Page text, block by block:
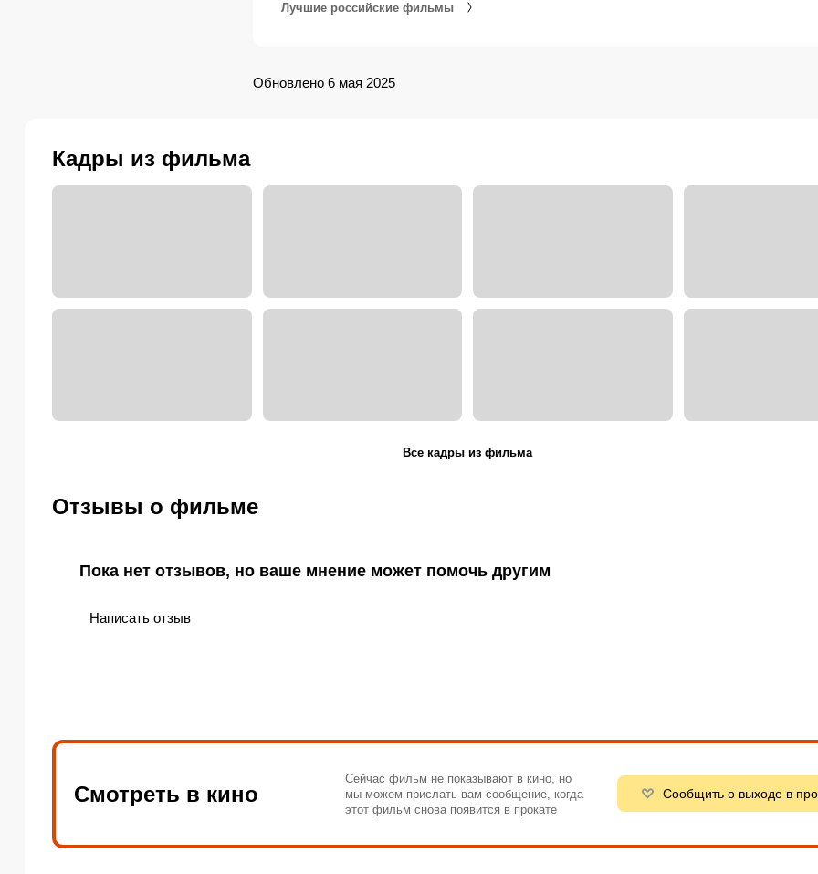
Лучшие российские фильмы
Обновлено 6 мая 2025
Кадры из фильма
Все кадры из фильма
Отзывы о фильме
Пока нет отзывов, но ваше мнение может помочь другим
Написать отзыв
Смотреть в кино
Сейчас фильм не показывают в кино, но
мы можем прислать вам сообщение, когда
этот фильм снова появится в прокате
Сообщить о выходе в